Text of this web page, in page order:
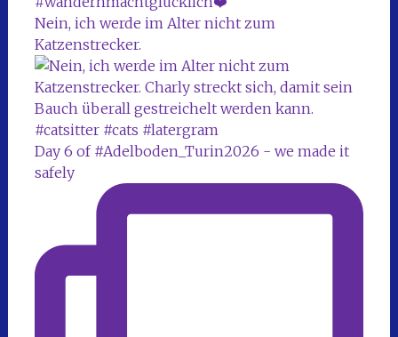
Nein, ich werde im Alter nicht zum
Katzenstrecker.
Day 6 of #Adelboden_Turin2026 - we made it
safely